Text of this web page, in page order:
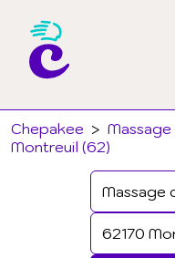
Chepakee > Massage
Montreuil (62)
Email
Mot de
J'ai